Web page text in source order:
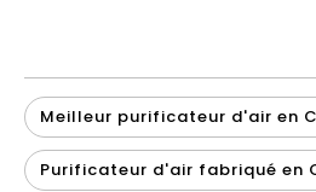
Meilleur purificateur d'air en
Purificateur d'air fabriqué en